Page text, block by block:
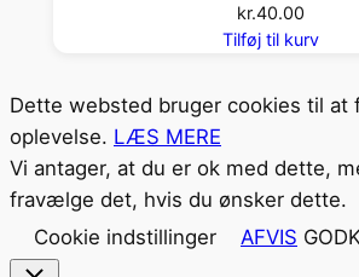
kr.40.00
Tilføj til kurv
Dette websted bruger cookies til at
oplevelse. LÆS MERE
Vi antager, at du er ok med dette,
fravælge det, hvis du ønsker dette.
Cookie indstillinger
AFVIS